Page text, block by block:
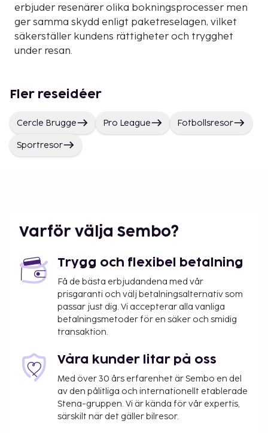
erbjuder resenärer olika bokningsprocesser men
ger samma skydd enligt paketreselagen, vilket
säkerställer kundens rättigheter och trygghet
under resan.
Fler reseidéer
Cercle Brugge Pro League Fotbollsresor
Sportresor
Varför välja Sembo?
Trygg och flexibel betalning
Få de bästa erbjudandena med vår
prisgaranti och välj betalningsalternativ som
passar just dig. Vi accepterar alla vanliga
betalningsmetoder för en säker och smidig
transaktion.
Våra kunder litar på oss
Med över 30 års erfarenhet är Sembo en del
av den pålitliga och internationellt etablerade
Stena-gruppen. Vi är kända för vår expertis,
särskilt när det gäller bilresor.